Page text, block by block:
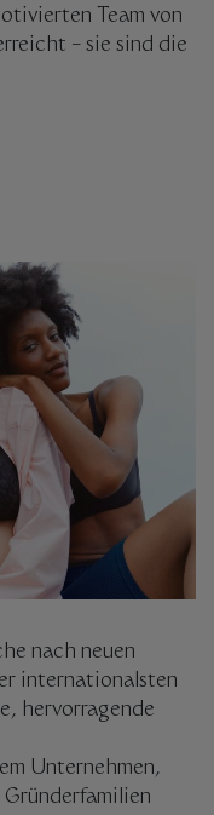
Team von
– sie sind die
nach neuen
internationalsten
hervorragende
Unternehmen,